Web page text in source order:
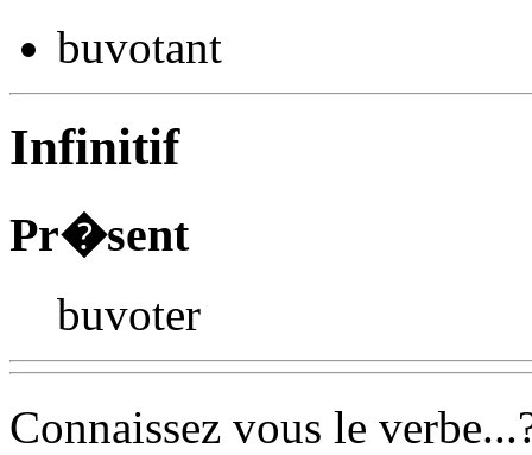
buvotant
Infinitif
Pr�sent
buvoter
Connaissez vous le